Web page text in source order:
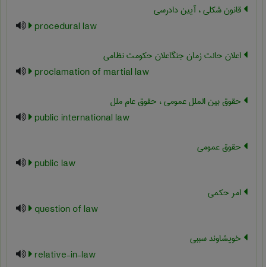
قانون شکلی ، آیین دادرسی
procedural law
اعلان حالت زمان جنگاعلان حکومت نظامی
proclamation of martial law
حقوق بین الملل عمومی ، حقوق عام ملل
public international law
حقوق عمومی
public law
امر حکمی
question of law
خویشاوند سببی
relative-in-law